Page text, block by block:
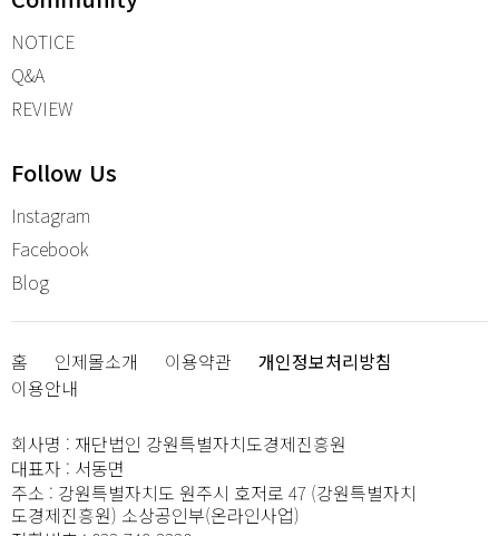
NOTICE
Q&A
REVIEW
Follow Us
Instagram
Facebook
Blog
홈 인제몰소개 이용약관
개인정보처리방침
이용안내
회사명 : 재단법인 강원특별자치도경제진흥원
대표자 : 서동면
주소 : 강원특별자치도 원주시 호저로 47 (강원특별자치
도경제진흥원) 소상공인부(온라인사업)